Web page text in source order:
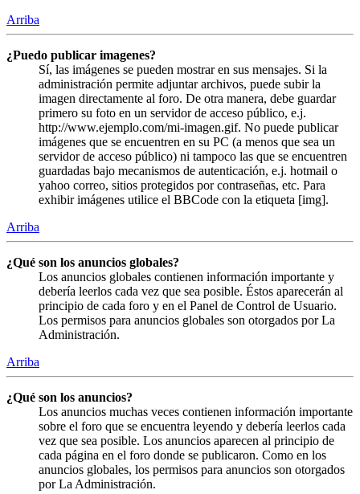
Arriba
¿Puedo publicar imagenes?
Sí, las imágenes se pueden mostrar en sus mensajes. Si la
administración permite adjuntar archivos, puede subir la
imagen directamente al foro. De otra manera, debe guardar
primero su foto en un servidor de acceso público, e.j.
http://www.ejemplo.com/mi-imagen.gif. No puede publicar
imágenes que se encuentren en su PC (a menos que sea un
servidor de acceso público) ni tampoco las que se encuentren
guardadas bajo mecanismos de autenticación, e.j. hotmail o
yahoo correo, sitios protegidos por contraseñas, etc. Para
exhibir imágenes utilice el BBCode con la etiqueta [img].
Arriba
¿Qué son los anuncios globales?
Los anuncios globales contienen información importante y
debería leerlos cada vez que sea posible. Éstos aparecerán al
principio de cada foro y en el Panel de Control de Usuario.
Los permisos para anuncios globales son otorgados por La
Administración.
Arriba
¿Qué son los anuncios?
Los anuncios muchas veces contienen información importante
sobre el foro que se encuentra leyendo y debería leerlos cada
vez que sea posible. Los anuncios aparecen al principio de
cada página en el foro donde se publicaron. Como en los
anuncios globales, los permisos para anuncios son otorgados
por La Administración.